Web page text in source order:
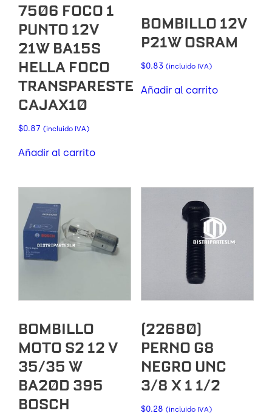
7506 FOCO 1
PUNTO 12V
21W BA15S
HELLA FOCO
TRANSPARESTE
CAJAX10
$0.87 (incluido IVA)
Añadir al carrito
BOMBILLO 12V
P21W OSRAM
$0.83 (incluido IVA)
Añadir al carrito
BOMBILLO
MOTO S2 12 V
35/35 W
BA20D 395
BOSCH
(22680)
PERNO G8
NEGRO UNC
3/8 X 1 1/2
$0.28 (incluido IVA)